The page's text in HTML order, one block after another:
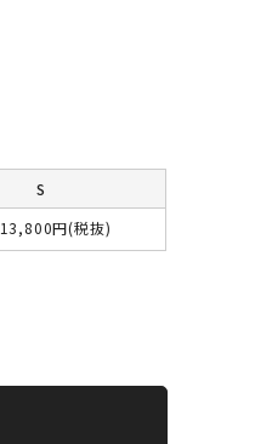
S
13,800円(税抜)